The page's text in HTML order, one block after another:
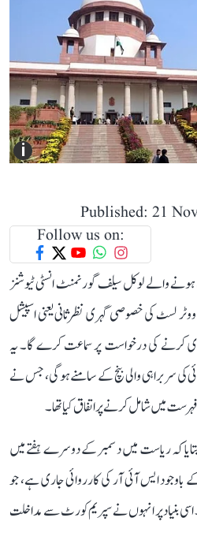
i
Published: 21
Follow us on:
والے لوکل سیلف گورنمنٹ انسٹی ٹیوشنز
لسٹ کی خصوصی گہری نظرثانی یعنی اسپیشل
کرنے کی درخواست پر سماعت کرے گا۔ یہ
کی سربراہی والی بنچ کے سامنے ہوگی، جس نے
میں شامل کرنے پر اتفاق کیا تھا۔
کہ ریاست میں دسمبر کے دوسرے ہفتے میں
باوجود ایس آئی آر کی کارروائی جاری ہے، جو
اسی بنیاد پر انہوں نے سپریم کورٹ سے مداخلت